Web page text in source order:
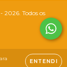
ENTENDI
Todos os